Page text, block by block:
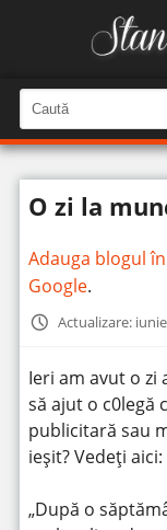
a
u
t
n
C
a
u
î
n
t
O zi la
Adauga blogul
Google.
Actualizare:
Ieri am avut o
să ajut o c0legă
publicitară sau
ieșit? Vedeți aici:
„După o